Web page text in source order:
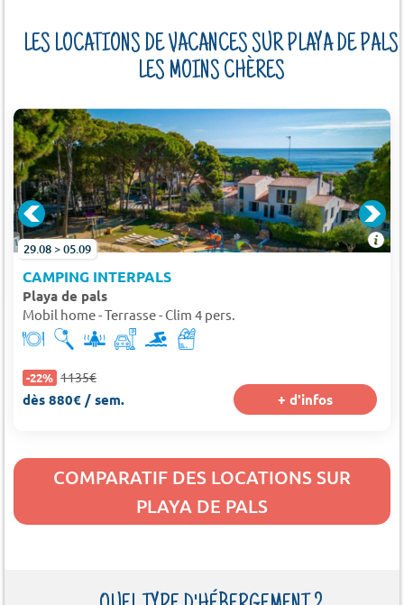
LES LOCATIONS DE VACANCES SUR PLAYA DE PALS
LES MOINS CHÈRES
29.08 > 05.09
CAMPING INTERPALS
Playa de pals
Mobil home - Terrasse - Clim 4 pers.
-22% 1135€
dès 880€ / sem. + d'infos
COMPARATIF DES LOCATIONS SUR
PLAYA DE PALS